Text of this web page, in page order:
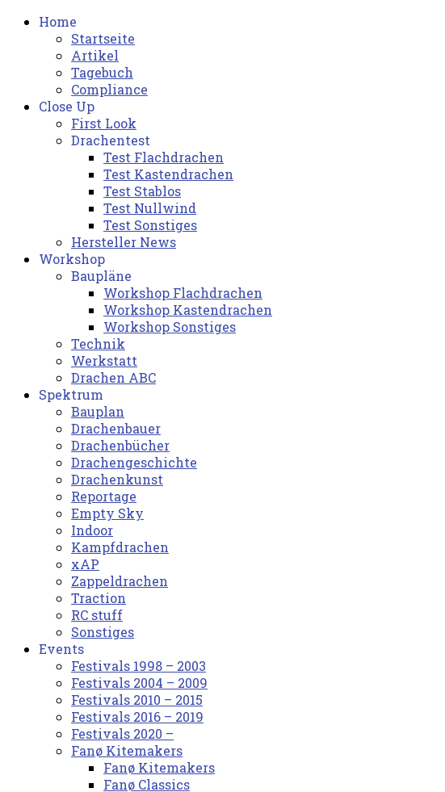
Home
Startseite
Artikel
Tagebuch
Compliance
Close Up
First Look
Drachentest
Test Flachdrachen
Test Kastendrachen
Test Stablos
Test Nullwind
Test Sonstiges
Hersteller News
Workshop
Baupläne
Workshop Flachdrachen
Workshop Kastendrachen
Workshop Sonstiges
Technik
Werkstatt
Drachen ABC
Spektrum
Bauplan
Drachenbauer
Drachenbücher
Drachengeschichte
Drachenkunst
Reportage
Empty Sky
Indoor
Kampfdrachen
xAP
Zappeldrachen
Traction
RC stuff
Sonstiges
Events
Festivals 1998 – 2003
Festivals 2004 – 2009
Festivals 2010 – 2015
Festivals 2016 – 2019
Festivals 2020 –
Fanø Kitemakers
Fanø Kitemakers
Fanø Classics